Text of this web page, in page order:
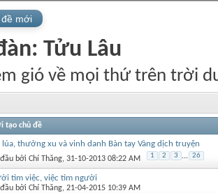
mới
Tửu Lâu
gió về mọi thứ trên trời
tạo chủ đề
lúa, thưởng xu và vinh danh Bàn tay Vàng dịch truyện
bởi Chí Thăng‎, 31-10-2013 08:22 AM 1 2 3 ... 26
tìm việc, việc tìm người
bởi Chí Thăng‎, 21-04-2015 10:39 AM